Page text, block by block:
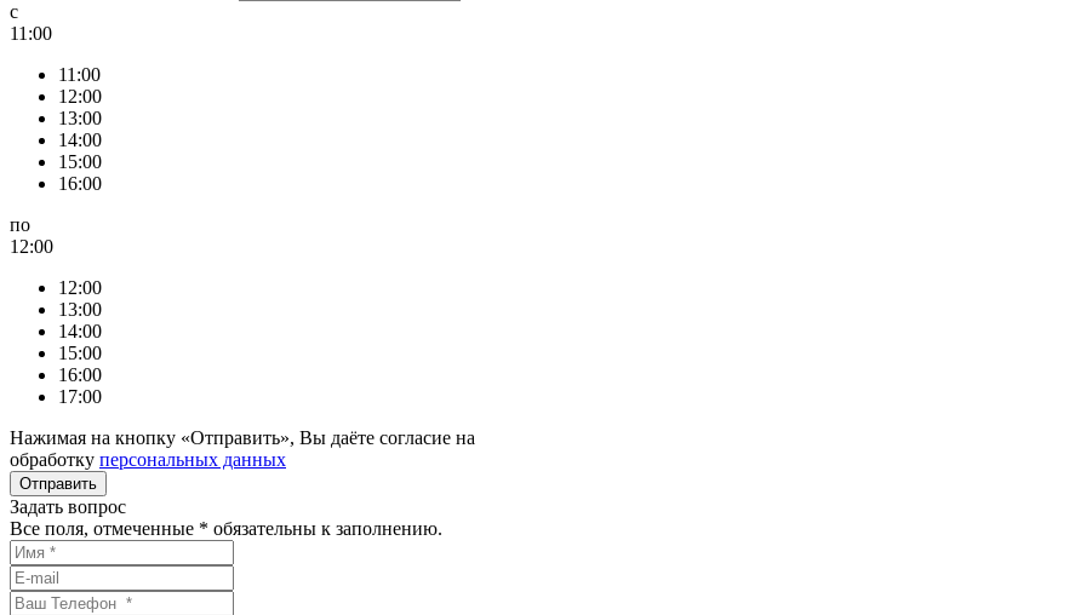
c
11:00
11:00
12:00
13:00
14:00
15:00
16:00
по
12:00
12:00
13:00
14:00
15:00
16:00
17:00
Нажимая на кнопку «Отправить», Вы даёте согласие на
обработку персональных данных
Задать вопрос
Все поля, отмеченные * обязательны к заполнению.